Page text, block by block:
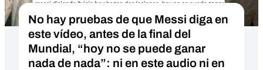
No hay pruebas de que Messi diga en
este vídeo, antes de la final del
Mundial, “hoy no se puede ganar
nada de nada”: ni en este audio ni en